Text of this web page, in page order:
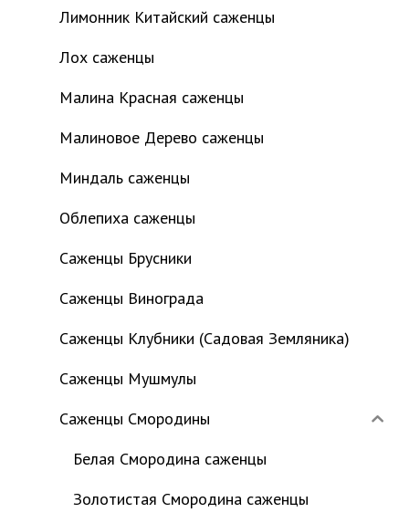
Лимонник Китайский саженцы
Лох саженцы
Малина Красная саженцы
Малиновое Дерево саженцы
Миндаль саженцы
Облепиха саженцы
Саженцы Брусники
Саженцы Винограда
Саженцы Клубники (Садовая Земляника)
Саженцы Мушмулы
Саженцы Смородины
Белая Смородина саженцы
Золотистая Смородина саженцы